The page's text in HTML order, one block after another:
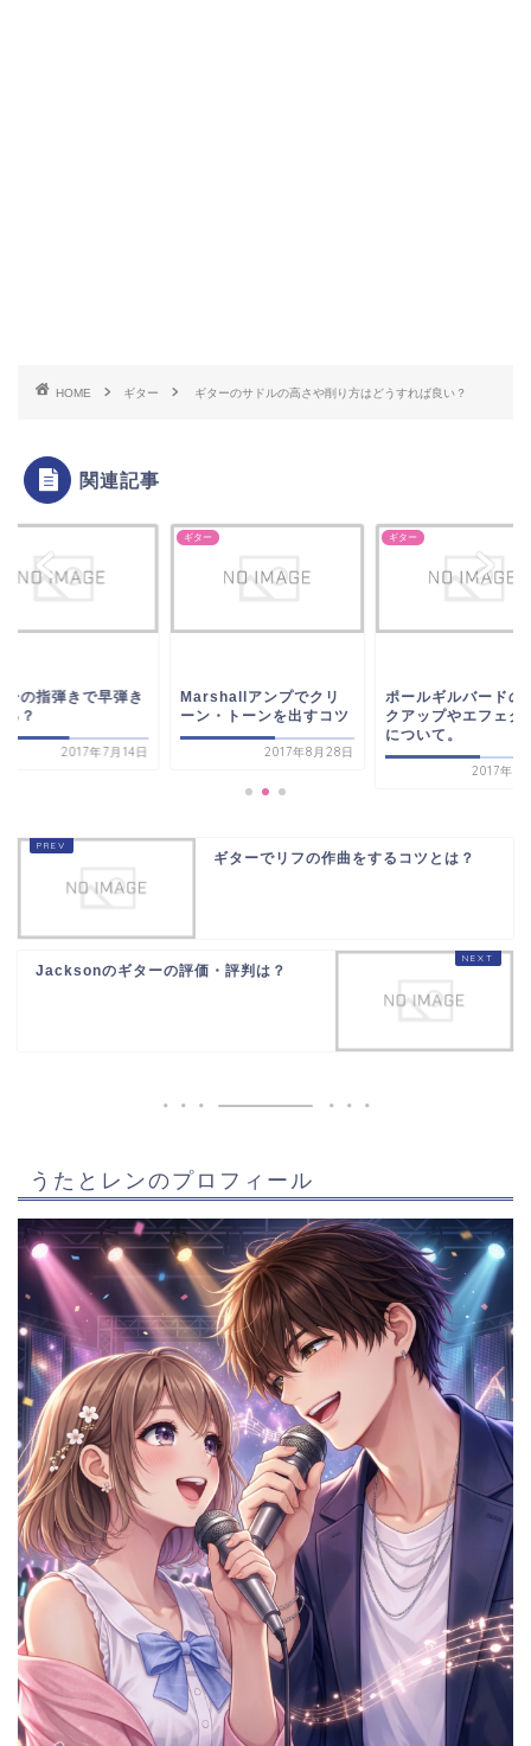
HOME ギター ギターのサドルの高さや削り方はどうすれば良い？
関連記事
ーの指弾きで早弾き
る？
2017年7月14日
ギター
Marshallアンプでクリ
ーン・トーンを出すコツ
2017年8月28日
ギター
ポールギルバードの
クアップやエフェク
について。
2017年9
ギターでリフの作曲をするコツとは？
Jacksonのギターの評価・評判は？
うたとレンのプロフィール